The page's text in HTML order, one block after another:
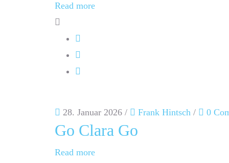
Read more
28. Januar 2026 / Frank Hintsch / 0
Go Clara Go
Read more